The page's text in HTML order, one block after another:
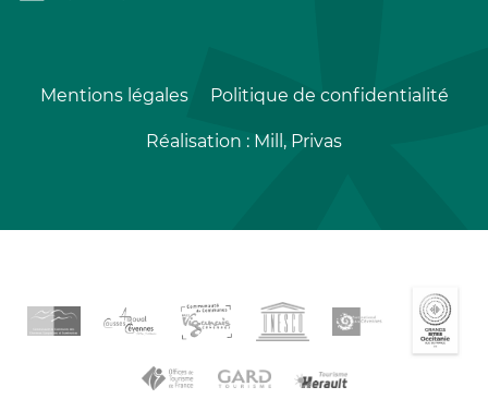
Mentions légales Politique de confidentialité
Réalisation : Mill, Privas